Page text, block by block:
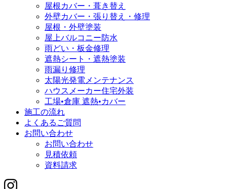
屋根カバー・葺き替え
外壁カバー・張り替え・修理
屋根・外壁塗装
屋上バルコニー防水
雨どい・板金修理
遮熱シート・遮熱塗装
雨漏り修理
太陽光発電メンテナンス
ハウスメーカー住宅外装
工場•倉庫 遮熱•カバー
施工の流れ
よくあるご質問
お問い合わせ
お問い合わせ
見積依頼
資料請求